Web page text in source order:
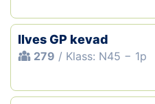
Ilves GP kevad
279 / Klass: N45 − 1p